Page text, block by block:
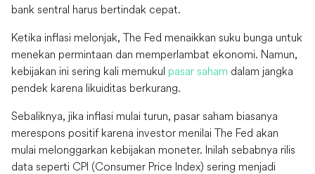
bank sentral harus bertindak cepat.
Ketika inflasi melonjak, The Fed menaikkan suku bunga untuk
menekan permintaan dan memperlambat ekonomi. Namun,
kebijakan ini sering kali memukul pasar saham dalam jangka
pendek karena likuiditas berkurang.
Sebaliknya, jika inflasi mulai turun, pasar saham biasanya
merespons positif karena investor menilai The Fed akan
mulai melonggarkan kebijakan moneter. Inilah sebabnya rilis
data seperti CPI (Consumer Price Index) sering menjadi